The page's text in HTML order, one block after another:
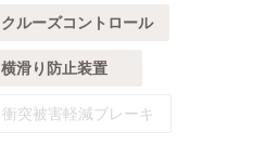
クルーズコントロール
横滑り防止装置
衝突被害軽減ブレーキ